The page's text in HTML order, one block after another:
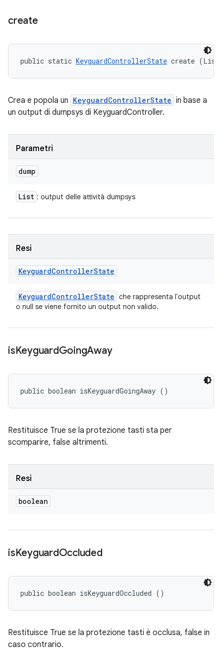
create
public static KeyguardControllerState create
Crea e popola un KeyguardControllerState in base a
un output di dumpsys di KeyguardController.
Parametri
dump
List : output delle attività dumpsys
Resi
KeyguardControllerState
KeyguardControllerState che rappresenta l'output
o null se viene fornito un output non valido.
isKeyguardGoingAway
public boolean isKeyguardGoingAway ()
Restituisce True se la protezione tasti sta per
scomparire, false altrimenti.
Resi
boolean
isKeyguardOccluded
public boolean isKeyguardOccluded ()
Restituisce True se la protezione tasti è occlusa, false in
caso contrario.